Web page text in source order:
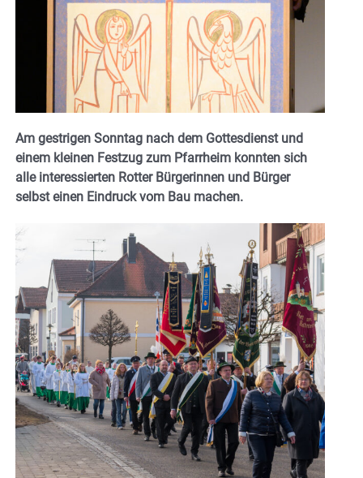
Am gestrigen Sonntag nach dem Gottesdienst und
einem kleinen Festzug zum Pfarrheim konnten sich
alle interessierten Rotter Bürgerinnen und Bürger
selbst einen Eindruck vom Bau machen.